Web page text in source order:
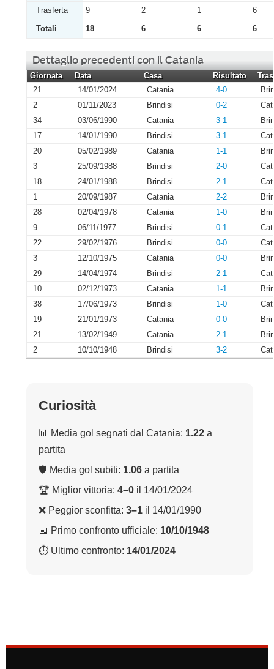
Trasferta
9 2 1
6
Totali
18 6 6 6
Dettaglio precedenti con il Catania
Giornata Data Casa Risultato
21
14/01/2024 Catania 4-0
2
01/11/2023 Brindisi 0-2
34
03/06/1990 Catania 3-1
17
14/01/1990 Brindisi 3-1
20
05/02/1989 Catania 1-1
3
25/09/1988 Brindisi 2-0
18
24/01/1988 Brindisi 2-1
1
20/09/1987 Catania 2-2
28
02/04/1978 Catania 1-0
9
06/11/1977 Brindisi 0-1
22
29/02/1976 Brindisi 0-0
3
12/10/1975 Catania 0-0
29
14/04/1974 Brindisi 2-1
10
02/12/1973 Catania 1-1
38
17/06/1973 Brindisi 1-0
19
21/01/1973 Catania 0-0
21
13/02/1949 Catania 2-1
2
10/10/1948 Brindisi 3-2
Curiosità
📊 Media gol segnati dal Catania: 1.22 a
partita
🛡 Media gol subiti: 1.06 a partita
🏆 Miglior vittoria: 4–0 il 14/01/2024
❌ Peggior sconfitta: 3–1 il 14/01/1990
📅 Primo confronto ufficiale: 10/10/1948
⏱ Ultimo confronto: 14/01/2024